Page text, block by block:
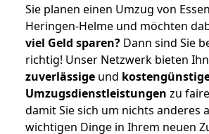
Sie planen einen Umzug von
Heringen-Helme und möchten
viel Geld sparen? Dann sind Sie
richtig! Unser Netzwerk bieten
zuverlässige und
Umzugsdienstleistungen zu
damit Sie sich um nichts anderes
wichtigen Dinge in Ihrem neuen